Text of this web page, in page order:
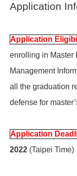
Application
Application
enrolling in Master
Management
all the graduation
defense for
Application
2022 (Taipei Time)